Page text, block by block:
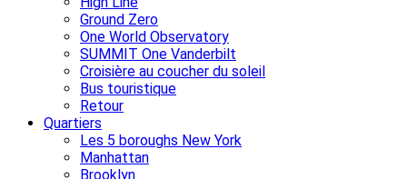
Ground Zero
One World Observatory
SUMMIT One Vanderbilt
Croisière au coucher du soleil
Bus touristique
Retour
Quartiers
Les 5 boroughs New York
Manhattan
Brooklyn